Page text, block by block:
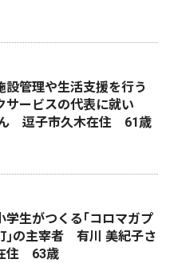
設管理や生活支援を行う
サービスの代表に就い
逗子市久木在住 61歳
学生がつくる｢コロマガプ
｣の主宰者 有川 美紀子さ
住 63歳